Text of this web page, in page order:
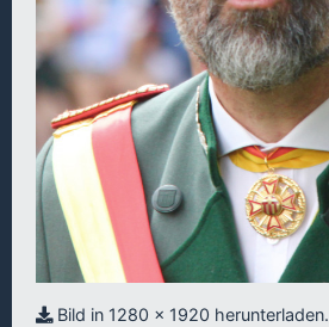
Bild in 1280 x 1920 herunterladen.